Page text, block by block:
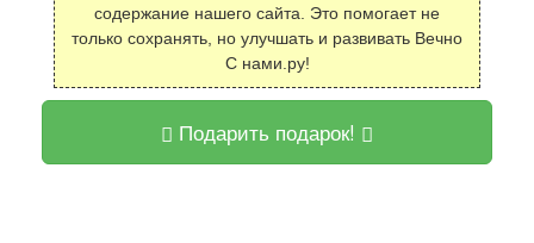
содержание нашего сайта. Это помогает не
только сохранять, но улучшать и развивать Вечно
С нами.ру!
Подарить подарок!